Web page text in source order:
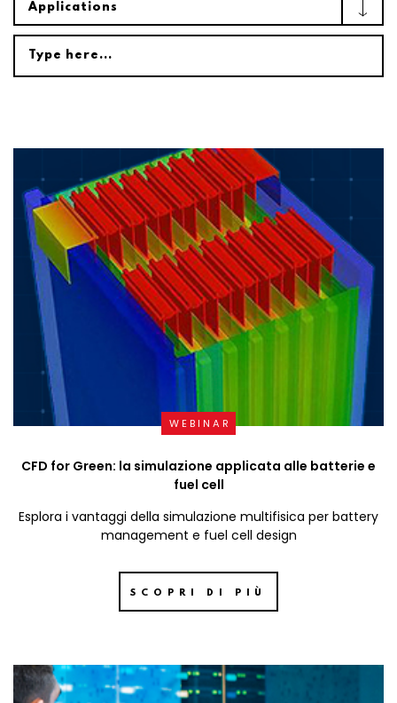
Applications
WEBINAR
CFD for Green: la simulazione applicata alle batterie e
fuel cell
Esplora i vantaggi della simulazione multifisica per battery
management e fuel cell design
SCOPRI DI PIÙ